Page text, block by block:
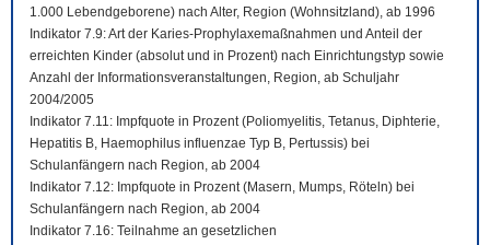
1.000 Lebendgeborene) nach Alter, Region (Wohnsitzland), ab 1996
Indikator 7.9: Art der Karies-Prophylaxemaßnahmen und Anteil der
erreichten Kinder (absolut und in Prozent) nach Einrichtungstyp sowie
Anzahl der Informationsveranstaltungen, Region, ab Schuljahr
2004/2005
Indikator 7.11: Impfquote in Prozent (Poliomyelitis, Tetanus, Diphterie,
Hepatitis B, Haemophilus influenzae Typ B, Pertussis) bei
Schulanfängern nach Region, ab 2004
Indikator 7.12: Impfquote in Prozent (Masern, Mumps, Röteln) bei
Schulanfängern nach Region, ab 2004
Indikator 7.16: Teilnahme an gesetzlichen